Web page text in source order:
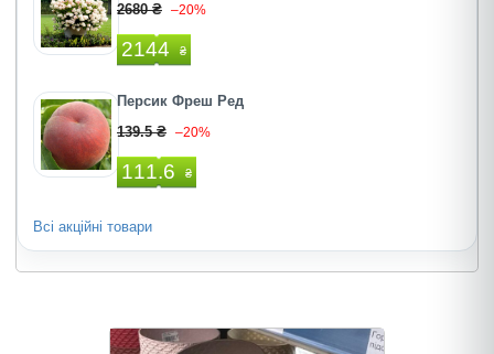
2680 ₴ –20%
2144 ₴
Персик Фреш Ред
139.5 ₴ –20%
111.6 ₴
Всі акційні товари